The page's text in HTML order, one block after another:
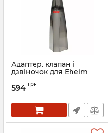
Адаптер, клапан і
дзвіночок для Eheim
(7600078)
Артикул: 7600078
594 грн